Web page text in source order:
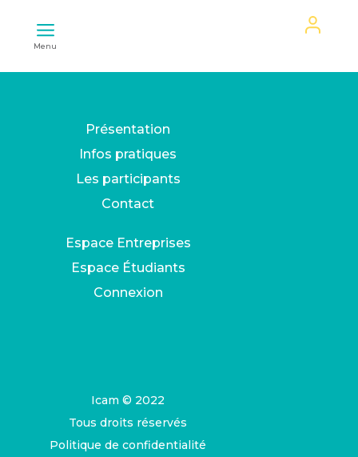
Menu
Présentation
Infos pratiques
Les participants
Contact
Espace Entreprises
Espace Étudiants
Connexion
Icam © 2022
Tous droits réservés
Politique de confidentialité